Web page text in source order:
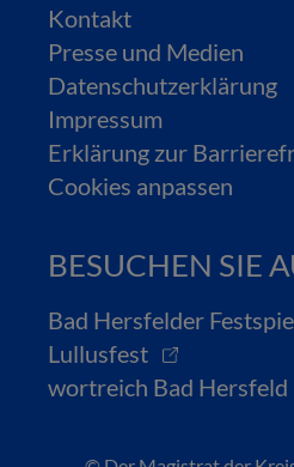
Kontakt
Presse und Medien
Datenschutzerklärung
Impressum
Erklärung zur
Cookies anpassen
BESUCHEN SIE
Bad Hersfelder
Lullusfest
wortreich Bad Hersfeld